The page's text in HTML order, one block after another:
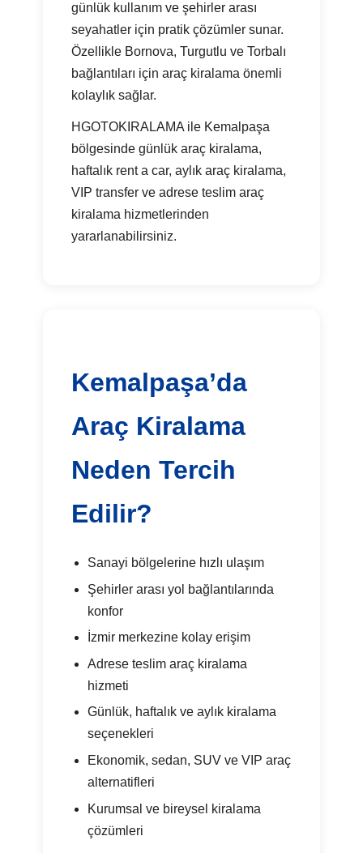
günlük kullanım ve şehirler arası
seyahatler için pratik çözümler sunar.
Özellikle Bornova, Turgutlu ve Torbalı
bağlantıları için araç kiralama önemli
kolaylık sağlar.
HGOTOKIRALAMA ile Kemalpaşa
bölgesinde günlük araç kiralama,
haftalık rent a car, aylık araç kiralama,
VIP transfer ve adrese teslim araç
kiralama hizmetlerinden
yararlanabilirsiniz.
Kemalpaşa’da
Araç Kiralama
Neden Tercih
Edilir?
Sanayi bölgelerine hızlı ulaşım
Şehirler arası yol bağlantılarında
konfor
İzmir merkezine kolay erişim
Adrese teslim araç kiralama
hizmeti
Günlük, haftalık ve aylık kiralama
seçenekleri
Ekonomik, sedan, SUV ve VIP araç
alternatifleri
Kurumsal ve bireysel kiralama
çözümleri